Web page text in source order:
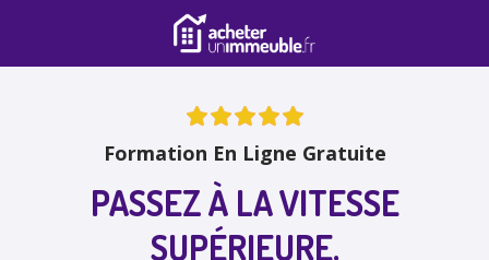
Formation En Ligne Gratuite
PASSEZ À LA VITESSE
SUPÉRIEURE,